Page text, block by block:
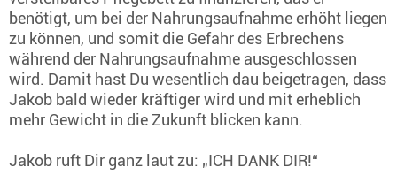
benötigt, um bei der Nahrungsaufnahme erhöht liegen
zu können, und somit die Gefahr des Erbrechens
während der Nahrungsaufnahme ausgeschlossen
wird. Damit hast Du wesentlich dau beigetragen, dass
Jakob bald wieder kräftiger wird und mit erheblich
mehr Gewicht in die Zukunft blicken kann.
Jakob ruft Dir ganz laut zu: „ICH DANK DIR!“